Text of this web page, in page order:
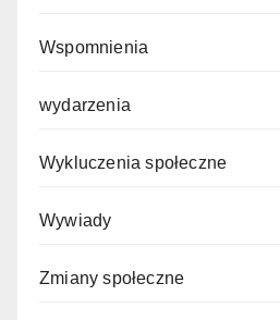
Wspomnienia
wydarzenia
Wykluczenia społeczne
Wywiady
Zmiany społeczne